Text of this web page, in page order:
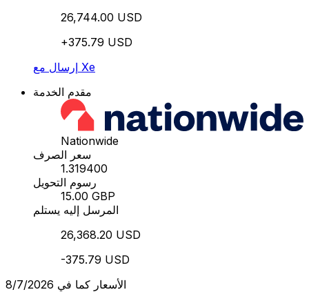
26,744.00 USD
+375.79 USD
إرسال مع Xe
مقدم الخدمة
Nationwide
سعر الصرف
1.319400
رسوم التحويل
15.00 GBP
المرسل إليه يستلم
26,368.20 USD
-375.79 USD
الأسعار كما في 8/7/2026